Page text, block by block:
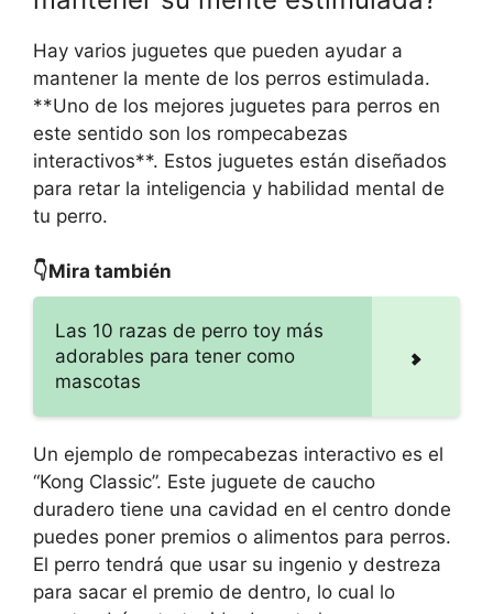
Hay varios juguetes que pueden ayudar a
mantener la mente de los perros estimulada.
**Uno de los mejores juguetes para perros en
este sentido son los rompecabezas
interactivos**. Estos juguetes están diseñados
para retar la inteligencia y habilidad mental de
tu perro.
👇Mira también
Las 10 razas de perro toy más
adorables para tener como
mascotas
Un ejemplo de rompecabezas interactivo es el
“Kong Classic”. Este juguete de caucho
duradero tiene una cavidad en el centro donde
puedes poner premios o alimentos para perros.
El perro tendrá que usar su ingenio y destreza
para sacar el premio de dentro, lo cual lo